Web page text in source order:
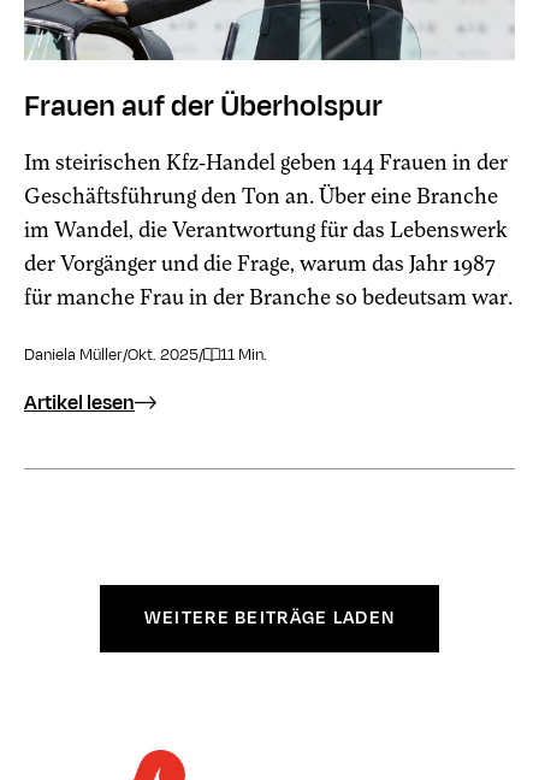
Frauen auf der Überholspur
Im steirischen Kfz-Handel geben 144 Frauen in der
Geschäftsführung den Ton an. Über eine Branche
im Wandel, die Verantwortung für das Lebenswerk
der Vorgänger und die Frage, warum das Jahr 1987
für manche Frau in der Branche so bedeutsam war.
Daniela Müller/Okt. 2025/ 11 Min.
Artikel lesen
WEITERE BEITRÄGE LADEN